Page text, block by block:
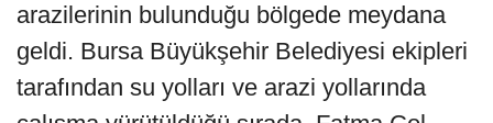
arazilerinin bulunduğu bölgede meydana
geldi. Bursa Büyükşehir Belediyesi ekipleri
tarafından su yolları ve arazi yollarında